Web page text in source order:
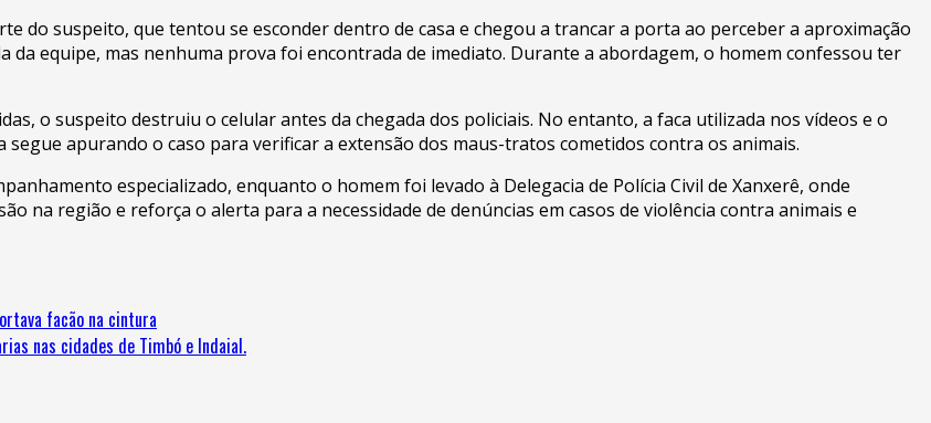
do suspeito, que tentou se esconder dentro de casa e chegou a trancar a porta ao perceber a aproximação
da equipe, mas nenhuma prova foi encontrada de imediato. Durante a abordagem, o homem confessou ter
o suspeito destruiu o celular antes da chegada dos policiais. No entanto, a faca utilizada nos vídeos e o
apurando o caso para verificar a extensão dos maus-tratos cometidos contra os animais.
especializado, enquanto o homem foi levado à Delegacia de Polícia Civil de Xanxerê, onde
na região e reforça o alerta para a necessidade de denúncias em casos de violência contra animais e
facão na cintura
nas cidades de Timbó e Indaial.